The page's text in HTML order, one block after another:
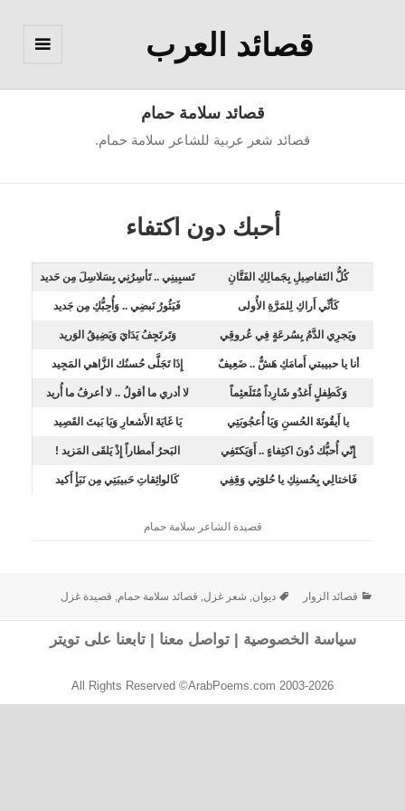
قصائد العرب
قصائد سلامة حمام
قصائد شعر عربية للشاعر سلامة حمام.
أحبك دون اكتفاء
كُلُّ التَفاصِيلِ بِجَمالِكِ الفَتَّانِ تَسبِينِي .. تَأسِرُنِي بِسَلاسِلَ مِن حَديد
كَأنِّي أَراكِ لِلمَرَّةِ الأُولى فَيَثُورُ نَبضِي .. وَأُحِبُّكِ مِن جَديد
ويَجرِي الدَّمُ بِسُرعَةٍ فِي عُروقِي وَتَرتَجِفُ يَدَايَ وَيَضِيقُ الوَريد
أنا يا حبيبتي أَمامَكِ هَشٌّ .. ضَعِيفٌ إِذَا تَجَلَّى حُسنُك الزَّاهي المَجِيد
وَكَطِفلٍ أَغدُو شَارِداً مُتَلَعثِماً لا أدري ما أقولُ .. لا أعرفُ ما أُريد
يا أَيقُونَةَ الحُسنِ وَيَا أُعجُوبَتِي يَا غَايَةَ الأَشعارِ وَيَا بَيتَ القَصِيد
إِنّي أُحبُّك دُونَ اكتِفاءٍ .. أَوَيَكتَفِي البَحرُ أَمطاراً إِذْ يَلقَى المَزيد !
فَاختالِي بِحُسنِكِ يا حُلوَتِي وَقِفِي كَالواثِقاتِ حَبيبَتِي مِن نَبَأٍ أَكيد
قصيدة الشاعر سلامة حمام
قصائد الزوار ديوان, شعر غزل, قصائد سلامة حمام, قصيدة غزل
سياسة الخصوصية |تواصل معنا |تابعنا على تويتر
All Rights Reserved ©ArabPoems.com 2003-2026